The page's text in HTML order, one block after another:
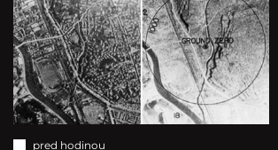
pred hodinou